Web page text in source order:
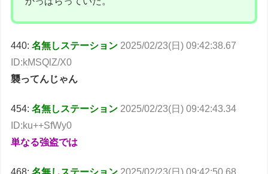
440:名無しステーション 2025/02/23(日) 09:42:38.67
ID:kMSQlZ/X0
襲ってんじゃん
454:名無しステーション 2025/02/23(日) 09:42:43.34
ID:ku++SfWy0
単なる強盗では